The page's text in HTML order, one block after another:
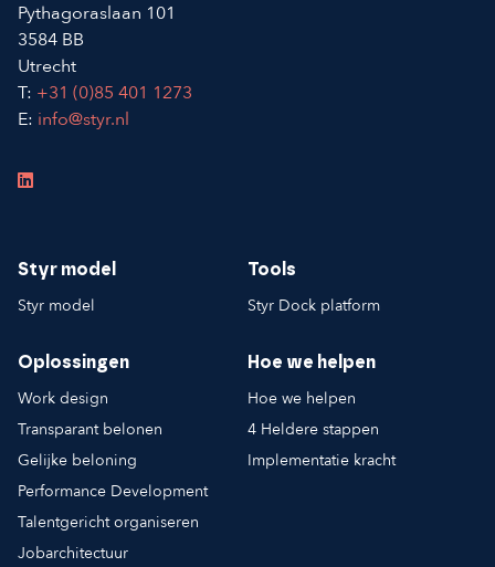
Pythagoraslaan 101
3584 BB
Utrecht
T: +31 (0)85 401 1273
E: info@styr.nl
Styr model
Styr model
Tools
Styr Dock platform
Oplossingen
Work design
Transparant belonen
Gelijke beloning
Performance Development
Talentgericht organiseren
Jobarchitectuur
Hoe we helpen
Hoe we helpen
4 Heldere stappen
Implementatie kracht